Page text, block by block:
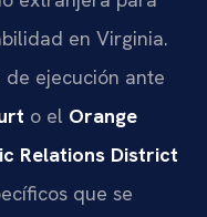
en Virginia.
de ejecución ante
o el Orange
Relations District
que se